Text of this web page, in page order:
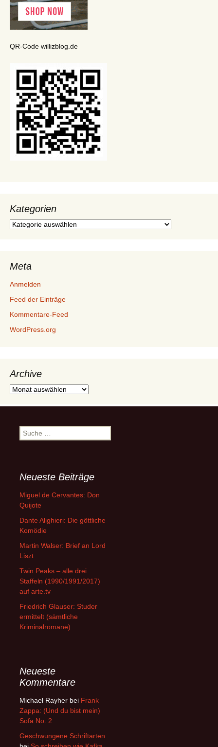
QR-Code willizblog.de
Kategorien
Kategorien
Meta
Anmelden
Feed der Einträge
Kommentare-Feed
WordPress.org
Archive
Archive
Suche
nach:
Neueste Beiträge
Miguel de Cervantes: Don
Quijote
Dante Alighieri: Die göttliche
Komödie
Martin Walser: Brief an Lord
Liszt
Twin Peaks – alle drei
Staffeln (1990/1991/2017)
auf arte.tv
Friedrich Glauser: Studer
ermittelt (sämtliche
Kriminalromane)
Neueste
Kommentare
Michael Rayher bei Frank
Zappa: (Und du bist mein)
Sofa No. 2
Geschwungene Schriftarten